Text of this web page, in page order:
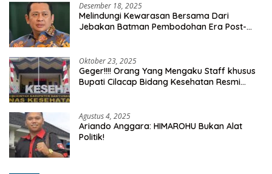
Desember 18, 2025
Melindungi Kewarasan Bersama Dari
Jebakan Batman Pembodohan Era Post-
Oktober 23, 2025
Geger!!!! Orang Yang Mengaku Staff khusus
Bupati Cilacap Bidang Kesehatan Resmi
Agustus 4, 2025
Ariando Anggara: HIMAROHU Bukan Alat
Politik!